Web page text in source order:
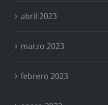
abril 2023
marzo 2023
febrero 2023